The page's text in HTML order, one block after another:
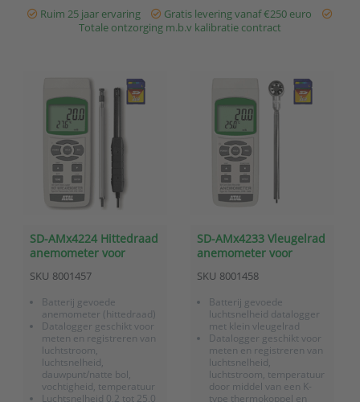
van thermokoppel
(max 1.800...
formaat opgeslagen
...
Ruim 25 jaar ervaring
Gratis levering vanaf €250 euro
Totale ontzorging m.b.v kalibratie contract
SD-AMx4224 Hittedraad
anemometer voor
temperatuur met
datalogger op SD kaart
SKU 8001457
Batterij gevoede
anemometer (hittedraad)
Datalogger geschikt voor
meten en registreren van
luchtstroom,
luchtsnelheid,
dauwpunt/natte bol,
vochtigheid, temperatuur
Luchtsnelheid 0,2 tot 25,0
SD-AMx4233 Vleugelrad
anemometer voor
temperatuur met
datalogger op SD kaart
SKU 8001458
Batterij gevoede
luchtsnelheid datalogger
met klein vleugelrad
Datalogger geschikt voor
meten en registreren van
luchtsnelheid,
luchtstroom, temperatuur
door middel van een K-
type thermokoppel en